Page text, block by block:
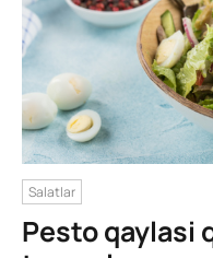
Salatlar
Pesto qaylasi